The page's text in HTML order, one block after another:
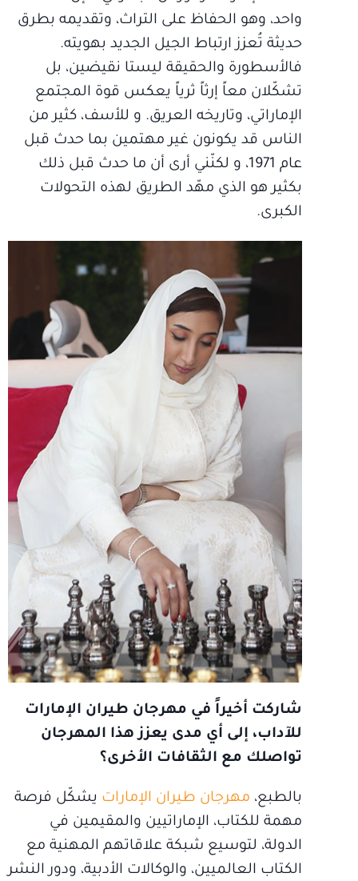
واحد، وهو الحفاظ على التراث، وتقديمه بطرق
حديثة تُعزز ارتباط الجيل الجديد بهويته.
فالأسطورة والحقيقة ليستا نقيضين، بل
تشكّلان معاً إرثاً ثرياً يعكس قوة المجتمع
الإماراتي، وتاريخه العريق. و للأسف، كثير من
الناس قد يكونون غير مهتمين بما حدث قبل
عام 1971، و لكنّني أرى أن ما حدث قبل ذلك
بكثير هو الذي مهّد الطريق لهذه التحولات
الكبرى.
شاركت أخيراً في مهرجان طيران الإمارات
للآداب، إلى أي مدى يعزز هذا المهرجان
تواصلك مع الثقافات الأخرى؟
بالطبع، مهرجان طيران الإمارات يشكّل فرصة
مهمة للكتاب، الإماراتيين والمقيمين في
الدولة، لتوسيع شبكة علاقاتهم المهنية مع
الكتاب العالميين، والوكالات الأدبية، ودور النشر